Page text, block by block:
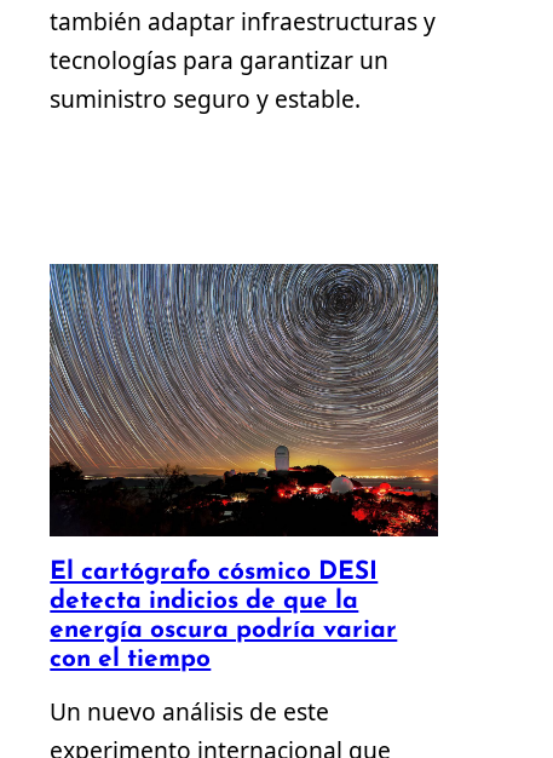
también adaptar infraestructuras y
tecnologías para garantizar un
suministro seguro y estable.
El cartógrafo cósmico DESI
detecta indicios de que la
energía oscura podría variar
con el tiempo
Un nuevo análisis de este
experimento internacional que